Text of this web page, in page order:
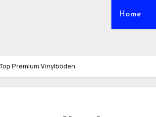
Home
Top Premium Vinylböden